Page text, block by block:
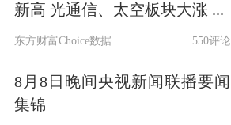
新高 光通信、太空板块大涨 ...
东方财富Choice数据 550评论
8月8日晚间央视新闻联播要闻
集锦